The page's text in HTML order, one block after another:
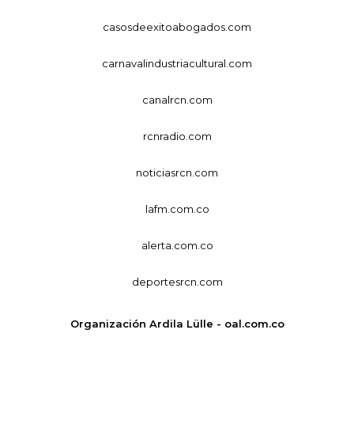
casosdeexitoabogados.com
carnavalindustriacultural.com
canalrcn.com
rcnradio.com
noticiasrcn.com
lafm.com.co
alerta.com.co
deportesrcn.com
Organización Ardila Lülle - oal.com.co